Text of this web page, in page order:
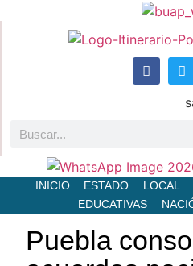
INICIO ESTADO LOCAL
EDUCATIVAS
Puebla